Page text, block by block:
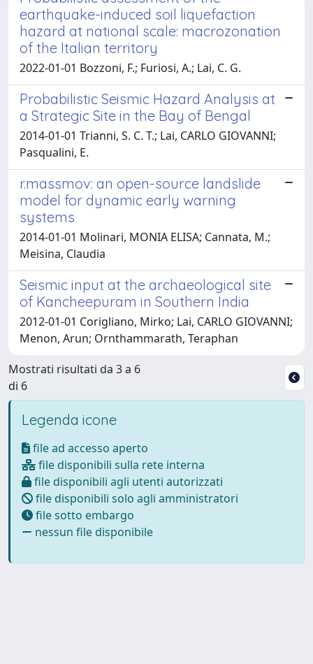
earthquake-induced soil liquefaction
hazard at national scale: macrozonation
of the Italian territory
2022-01-01 Bozzoni, F.; Furiosi, A.; Lai, C. G.
Probabilistic Seismic Hazard Analysis at
a Strategic Site in the Bay of Bengal
2014-01-01 Trianni, S. C. T.; Lai, CARLO GIOVANNI;
Pasqualini, E.
r.massmov: an open-source landslide
model for dynamic early warning
systems
2014-01-01 Molinari, MONIA ELISA; Cannata, M.;
Meisina, Claudia
Seismic input at the archaeological site
of Kancheepuram in Southern India
2012-01-01 Corigliano, Mirko; Lai, CARLO GIOVANNI;
Menon, Arun; Ornthammarath, Teraphan
Mostrati risultati da 3 a 6
di 6
Legenda icone
file ad accesso aperto
file disponibili sulla rete interna
file disponibili agli utenti autorizzati
file disponibili solo agli amministratori
file sotto embargo
nessun file disponibile